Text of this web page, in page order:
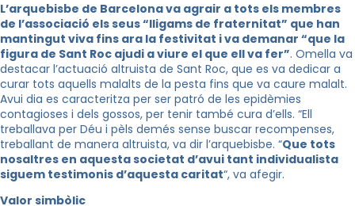
L’arquebisbe de Barcelona va agrair a tots els membres
de l’associació els seus “lligams de fraternitat” que han
mantingut viva fins ara la festivitat i va demanar “que la
figura de Sant Roc ajudi a viure el que ell va fer”. Omella va
destacar l’actuació altruista de Sant Roc, que es va dedicar a
curar tots aquells malalts de la pesta fins que va caure malalt.
Avui dia es caracteritza per ser patró de les epidèmies
contagioses i dels gossos, per tenir també cura d’ells. “Ell
treballava per Déu i pèls demés sense buscar recompenses,
treballant de manera altruista, va dir l’arquebisbe. “Que tots
nosaltres en aquesta societat d’avui tant individualista
siguem testimonis d’aquesta caritat“, va afegir.
Valor simbòlic